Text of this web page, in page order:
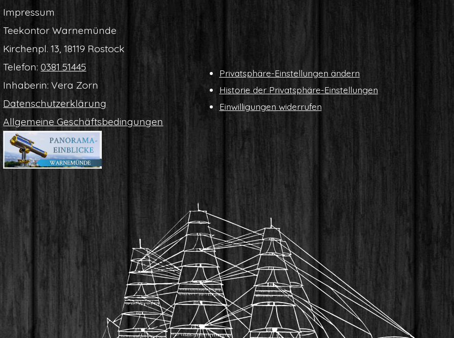
Impres­sum
Tee­kon­tor Warnemünde
Kir­chen­pl. 13, 18119 Rostock
Tele­fon:0381 51445
Inha­be­rin: Vera Zorn
Daten­schutz­er­klä­rung
All­ge­mei­ne Geschäftsbedingungen
Pri­vat­sphä­re-Ein­stel­lun­gen ändern
His­to­rie der Privatsphäre-Einstellungen
Ein­wil­li­gun­gen widerrufen